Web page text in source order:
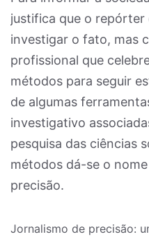
justifica que o
investigar o fato, mas
profissional que
métodos para seguir
de algumas
investigativo
pesquisa das ciências
métodos dá-se o
precisão.
Jornalismo de precisão: